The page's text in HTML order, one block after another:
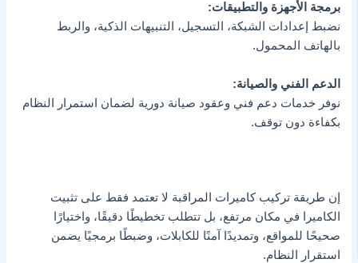
برمجة الأجهزة والتطبيقات:
نضبط إعدادات الشبكة، التسجيل، التنبيهات الذكية، والربط
بالهاتف المحمول.
الدعم الفني والصيانة:
نوفر خدمات دعم فني وعقود صيانة دورية لضمان استمرار النظام
بكفاءة دون توقف.
إن طريقة تركيب كاميرات المراقبة لا تعتمد فقط على تثبيت
الكاميرا في مكان مرتفع، بل تتطلب تخطيطًا دقيقًا، واختيارًا
صحيحًا للمواقع، وتمديدًا آمنًا للكابلات، وضبطًا برمجيًا يضمن
استقرار النظام.